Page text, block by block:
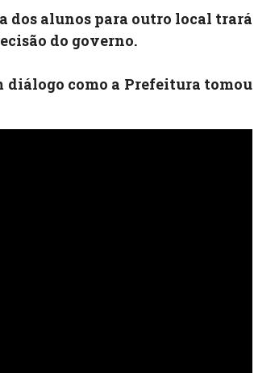
dos alunos para outro local trará
do governo.
diálogo como a Prefeitura tomou